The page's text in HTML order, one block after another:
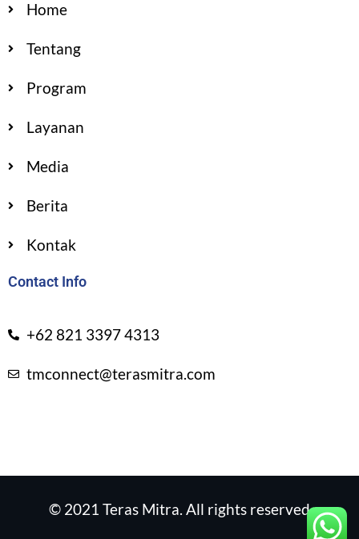
Home
Tentang
Program
Layanan
Media
Berita
Kontak
Contact Info
+62 821 3397 4313
tmconnect@terasmitra.com
© 2021 Teras Mitra. All rights reserved